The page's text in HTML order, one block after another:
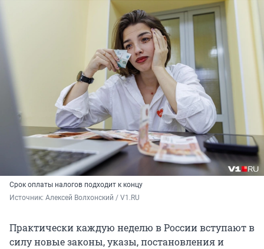
Срок оплаты налогов подходит к концу
Источник: Алексей Волхонский / V1.RU
Практически каждую неделю в России вступают в
силу новые законы, указы, постановления и